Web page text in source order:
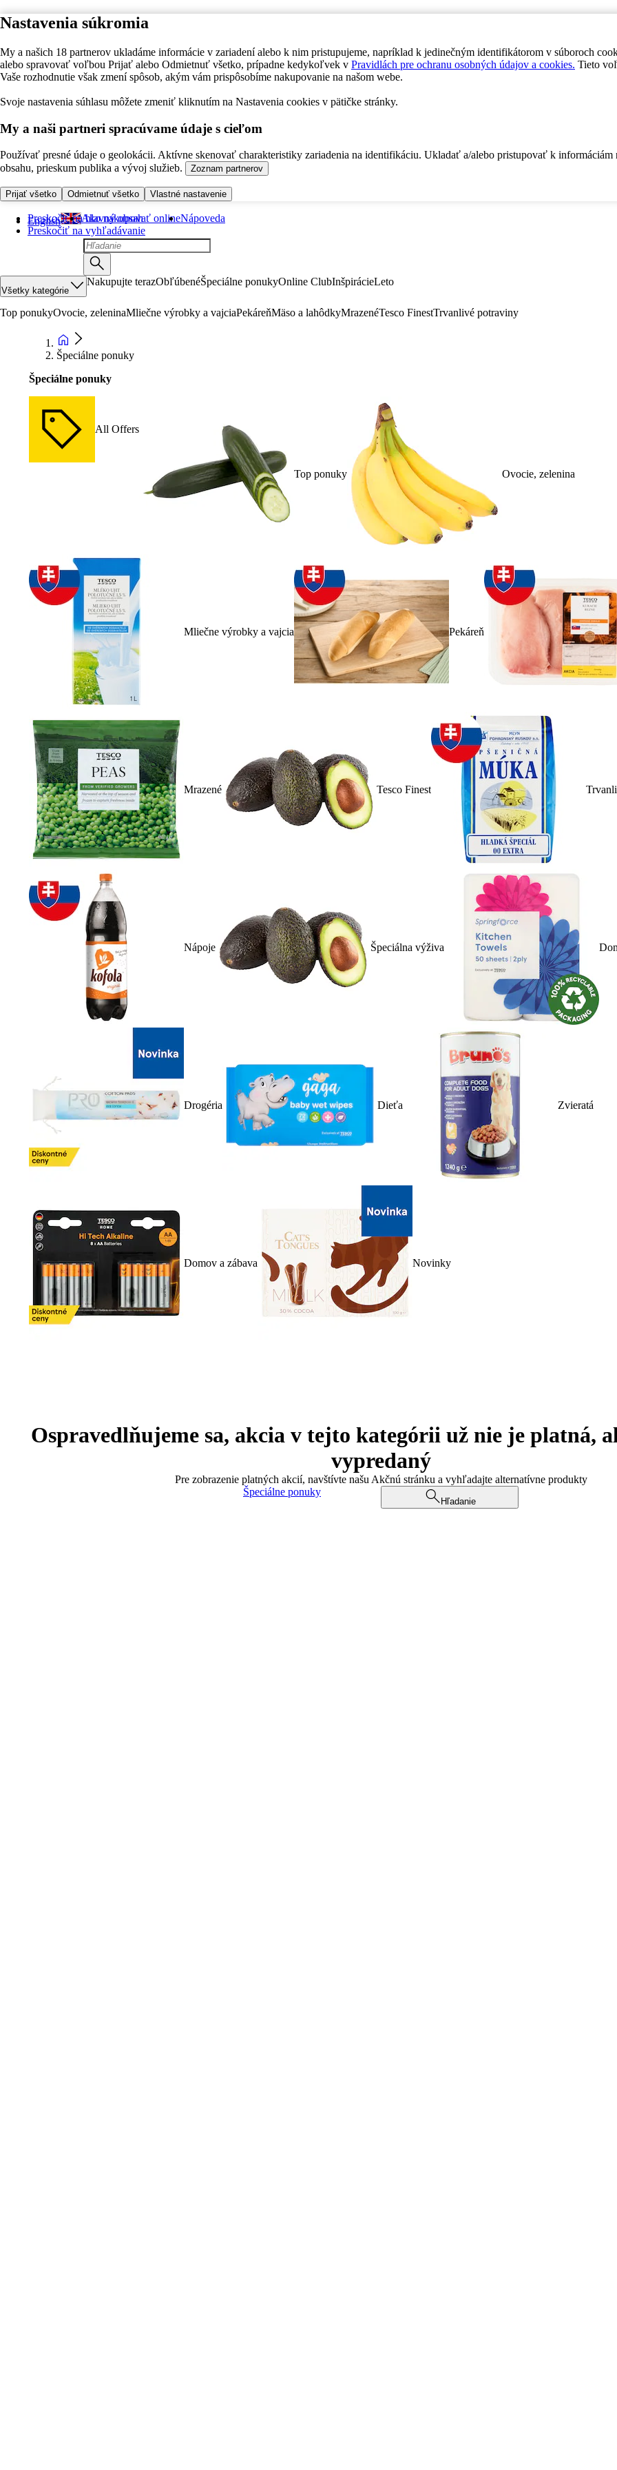
Nastavenia súkromia
My a našich 18 partnerov ukladáme informácie v zariadení alebo k nim pristupujeme, napríklad k jedinečným identifikátorom v súboroch
alebo spravovať voľbou Prijať alebo Odmietnuť všetko, prípadne kedykoľvek v Pravidlách pre ochranu osobných údajov a cookies. Tieto
Vaše rozhodnutie však zmení spôsob, akým vám prispôsobíme nakupovanie na našom webe.
Svoje nastavenia súhlasu môžete zmeniť kliknutím na Nastavenia cookies v pätičke stránky.
My a naši partneri spracúvame údaje s cieľom
Používať presné údaje o geolokácii. Aktívne skenovať charakteristiky zariadenia na identifikáciu. Ukladať a/alebo pristupovať k informáciám
obsahu, prieskum publika a vývoj služieb.
Zoznam partnerov
Prijať všetko Odmietnuť všetko Vlastné nastavenie
Preskočiť na hlavný obsah
Preskočiť na vyhľadávanie
English Ako nakupovať onlineNápoveda
Všetky kategórie
Nakupujte terazObľúbenéŠpeciálne ponukyOnline ClubInšpirácieLeto
Top ponukyOvocie, zeleninaMliečne výrobky a vajciaPekáreňMäso a lahôdkyMrazenéTesco FinestTrvanlivé potraviny
Špeciálne ponuky
Špeciálne ponuky
All Offers
Top ponuky Ovocie, zelenina
Mliečne výrobky a vajcia Pekáreň
Mrazené Tesco Finest
Nápoje Špeciálna výživa
Drogéria Dieťa Zvieratá
Domov a zábava Novinky
Ospravedlňujeme sa, akcia v tejto kategórii už nie je platná,
vypredaný
Pre zobrazenie platných akcií, navštívte našu Akčnú stránku a vyhľadajte alternatívne produkty
Špeciálne ponuky
Hľadanie